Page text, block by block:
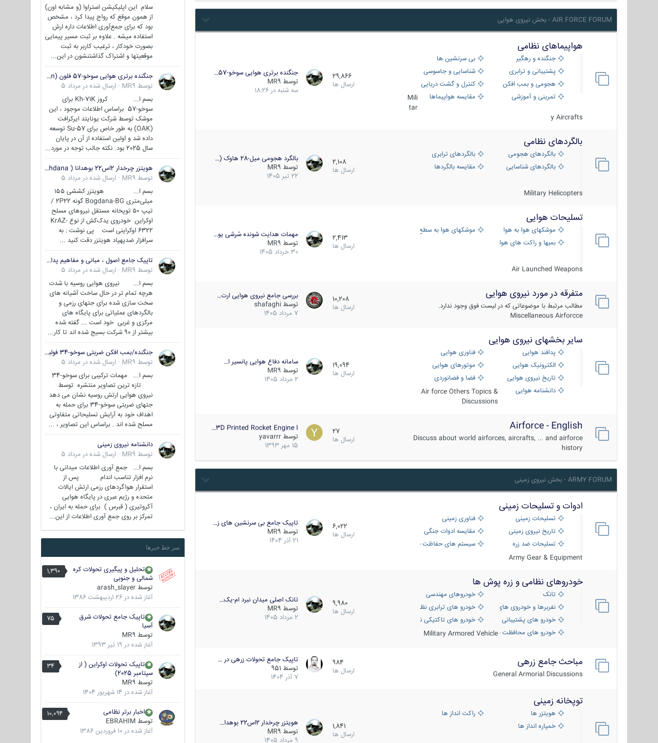
AIR FORCE FORUM - بخش نیروی هوایی
هواپیماهای نظامی
جنگنده و رهگیر
بی سرنشین ها
پشتیبانی و ترابری
شناسایی و جاسوسی
هجومی و بمب افکن
کنترل و گشت دریایی
تمرینی و آموزشی
مقایسه هواپیماها
Mili
tar
y Aircrafts
29,866
ارسال ها
جنگنده برتری هوایی سوخو-57…
توسط MR9
سه شنبه در 18:26
بالگردهای نظامی
بالگردهای هجومی
بالگردهای ترابری
بالگردهای شناسایی
مقایسه بالگردها
Military Helicopters
2,108
ارسال ها
بالگرد هجومی میل-28 هاوک (…
توسط MR9
22 تیر 1405
تسلیحات هوایی
موشکهای هوا به هوا
موشکهای هوا به سطح
بمبها و راکت های هوایی
Air Launched Weapons
2,413
ارسال ها
مهمات هدایت شونده سُرشی یو…
توسط MR9
30 خرداد 1405
متفرقه در مورد نیروی هوایی
مطالب مرتبط با موضوعاتی که در لیست فوق وجود ندارد.
Miscellaneous Airforcce
10,208
ارسال ها
بررسی جامع نیروی هوایی ارت…
توسط shafaghi
7 مرداد 1405
سایر بخشهای نیروی هوایی
پدافند هوایی
فناوری هوایی
الکترونیک هوایی
موتورهای هوایی
تاریخ نیروی هوایی
فضا و فضانوردی
دانشنامه هوایی
Air force Others Topics &
Discussions
19,094
ارسال ها
سامانه دفاع هوایی پانسیر ا…
توسط MR9
2 مرداد 1405
Airforce - English
Discuss about world airforces, aircrafts, ... and airforce
history
27
ارسال ها
3D Printed Rocket Engine I…
توسط yavarrr
15 مهر 1393
ARMY FORUM - بخش نیروی زمینی
ادوات و تسلیحات زمینی
تسلیحات زمینی
فناوری زمینی
تاریخ نیروی زمینی
مقایسه ادوات جنگی
تسلیحات ضد زره
سیستم های حفاظت فعال
Army Gear & Equipment
6,022
ارسال ها
تاپیک جامع بی سرنشین های ز…
توسط MR9
21 آذر 1404
خودروهای نظامی و زره پوش ها
تانک
خودروهای مهندسی
نفربرها و خودروی های رزمی پیاده نظامخودرو های ترابری نظامی
خودرو های پشتیبانی آتش ، شناسایی و ضد تانک
خودرو های تاکتیکی نظامی
خودرو های محافظت شدهMilitary Armored Vehicle
9,980
ارسال ها
تانک اصلی میدان نبرد ام-یک…
توسط MR9
2 مرداد 1405
مباحث جامع زرهی
General Armorial Discussions
984
ارسال ها
تاپیک جامع تحولات زرهی در …
توسط 951
7 آذر 1404
توپخانه زمینی
هویتزر ها
راکت انداز ها
خمپاره انداز ها
1,841
ارسال ها
هویتزر چرخدار 2اس22 بوهدا…
توسط MR9
9 مرداد 1405
سلام این اپلیکیشن استراوا (و مشابه اون)
از همون موقع که رواج پیدا کرد ، مشخص
بود که برای جمع‌آوری اطلاعات داره ارش
استفاده میشه . علاوه بر ثبت مسیر پیمایی
بصورت خودکار ، ترغیب کاربر به ثبت
موقعیتها و اشتراک‌ گذاشتنشون در این...
جنگنده برتری هوایی سوخو-57 فلون (Su-57/Felon)
توسط MR9
· ارسال شده در مرداد 5
بسم ا... کروز Kh-71K برای
سوخو-57 براساس اطلاعات موجود ، این
موشک توسط شرکت یونایتد ایرکرافت
(OAK) به طور خاص برای Su-57 توسعه
داده شد و اولین استفاده از آن در پایان
سال 2025 بود. نکته جالب توجه در مورد...
هویتزر چرخدار 2اس22 بوهدانا ( wheeled howitzer 2S22 Bohdana )
توسط MR9
· ارسال شده در مرداد 5
بسم ا... هویتزر کششی ۱۵۵
میلی‌متری Bogdana-BG گونه 2P22 /
تیپ ۵۰ توپخانه مستقل نیروهای مسلح
اوکراین خودروی یدک‌کش از نوع KrAZ-
6322 اوکراینی است پی نوشت : به
سرافزار ضدپهپاد هویتزر دقت کنید ...
تاپیک جامع اصول ، مبانی و مفاهیم پدافند غیر عامل
توسط MR9
· ارسال شده در مرداد 5
بسم ا... نیروی هوایی روسیه با شدت
هرچه تمام تر در حال ساخت آشیانه های
سخت سازی شده برای جتهای رزمی و
بالگردهای عملیاتی برای پایگاه های
مرکزی و غربی خود است ... گفته شده
بیشتر از 90 شرکت بسیج شده اند تا کار...
جنگنده/بمب افکن ضربتی سوخو-34 فولبک ( Sukhoi Su-34/Fullback)
توسط MR9
· ارسال شده در مرداد 5
بسم ا... مهمات ترکیبی برای سوخو-34
تازه ترین تصاویر منتشره توسط
نیروی هوایی ارتش روسیه نشان می دهد
جتهای ضربتی سوخو-34 برای حمله به
اهداف خود به آرایش تسلیحاتی متفاوتی
مسلح شده اند . براساس این تصاویر ، ...
دانشنامه نیروی زمینی
توسط MR9
· ارسال شده در مرداد 5
بسم ا... جمع آوری اطلاعات میدانی با
نرم افزار تناسب اندام پس از
استقرار هواگردهای رزمی ارتش ایالات
متحده و رژیم عبری در پایگاه هوایی
آکروتیری ( قبرس ) برای حمله به ایران ،
تمرکز بر روی جمع آوری اطلاعات از این...
سر خط خبرها
1,390
تحلیل و پیگیری تحولات کره
شمالی و جنوبی
توسط arash_slayer
آغاز شده در 26 اردیبهشت 1386
75
تاپیک جامع تحولات شرق
آسیا
توسط MR9
آغاز شده در 19 تیر 1393
34
تاپیک تحولات اوکراین ( از
سپتامبر 2025)
توسط MR9
آغاز شده در 14 شهریور 1404
10,094
اخبار برتر نظامی
توسط EBRAHIM
آغاز شده در 10 فروردین 1386